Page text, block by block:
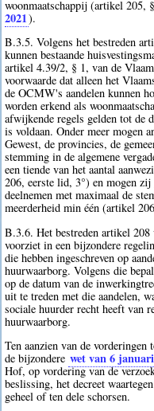
woonmaatschappij (artikel 205,
2021).
B.3.5. Volgens het bestreden
kunnen bestaande
artikel 4.39/2, § 1, van de
voorwaarde dat alleen het
de OCMW's aandelen kunnen
worden erkend als
afwijkende regels gelden tot de
is voldaan. Onder meer mogen
Gewest, de provincies, de
stemming in de algemene
een tiende van het aantal
206, eerste lid, 3°) en mogen
deelnemen met maximaal de
meerderheid min één (artikel
B.3.6. Het bestreden artikel 208
voorziet in een bijzondere
die hebben ingeschreven op
huurwaarborg. Volgens die
op de datum van de
uit te treden met die aandelen,
sociale huurder recht heeft van
huurwaarborg.
Ten aanzien van de
de bijzondere wet van 6
Hof, op vordering van de
beslissing, het decreet
geheel of ten dele schorsen.